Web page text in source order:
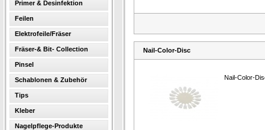
Primer & Desinfektion
Feilen
Elektrofeile/Fräser
Fräser-& Bit- Collection
Pinsel
Schablonen & Zubehör
Tips
Kleber
Nagelpflege-Produkte
Nail-Color-Disc
Nail-Color-